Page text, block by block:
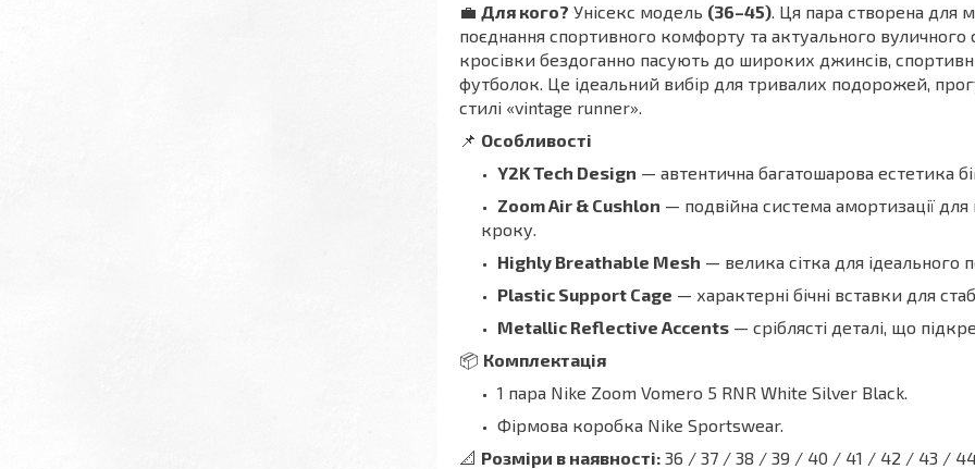
💼 Для кого? Унісекс модель (36–45). Ця пара створена для
поєднання спортивного комфорту та актуального вуличного
кросівки бездоганно пасують до широких джинсів,
футболок. Це ідеальний вибір для тривалих подорожей,
стилі «vintage runner».
📌 Особливості
Y2K Tech Design — автентична багатошарова естетика
Zoom Air & Cushlon — подвійна система амортизації
кроку.
Highly Breathable Mesh — велика сітка для ідеального
Plastic Support Cage — характерні бічні вставки для
Metallic Reflective Accents — сріблясті деталі, що
📦 Комплектація
1 пара Nike Zoom Vomero 5 RNR White Silver Black.
Фірмова коробка Nike Sportswear.
📐 Розміри в наявності: 36 / 37 / 38 / 39 / 40 / 41 / 42 / 43 / 44